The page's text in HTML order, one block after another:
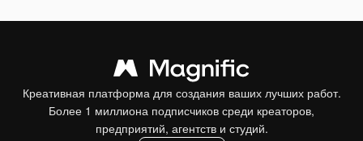
Креативная платформа для создания ваших лучших работ.
Более 1 миллиона подписчиков среди креаторов,
предприятий, агентств и студий.